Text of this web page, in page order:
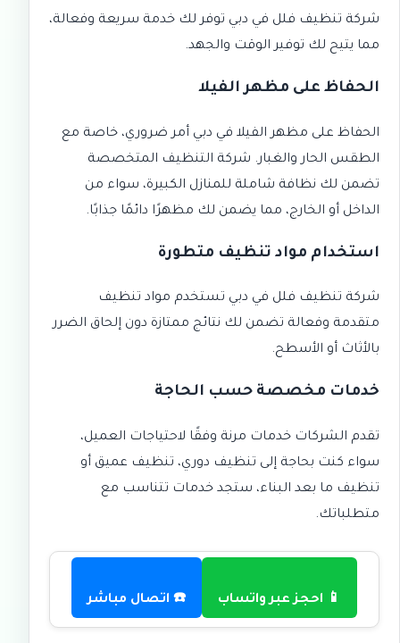
شركة تنظيف فلل في دبي توفر لك خدمة سريعة وفعالة،
مما يتيح لك توفير الوقت والجهد.
الحفاظ على مظهر الفيلا
الحفاظ على مظهر الفيلا في دبي أمر ضروري، خاصة مع
الطقس الحار والغبار. شركة التنظيف المتخصصة
تضمن لك نظافة شاملة للمنازل الكبيرة، سواء من
الداخل أو الخارج، مما يضمن لك مظهرًا دائمًا جذابًا.
استخدام مواد تنظيف متطورة
شركة تنظيف فلل في دبي تستخدم مواد تنظيف
متقدمة وفعالة تضمن لك نتائج ممتازة دون إلحاق الضرر
بالأثاث أو الأسطح.
خدمات مخصصة حسب الحاجة
تقدم الشركات خدمات مرنة وفقًا لاحتياجات العميل،
سواء كنت بحاجة إلى تنظيف دوري، تنظيف عميق أو
تنظيف ما بعد البناء، ستجد خدمات تتناسب مع
متطلباتك.
📱 احجز عبر واتساب ☎️ اتصال مباشر